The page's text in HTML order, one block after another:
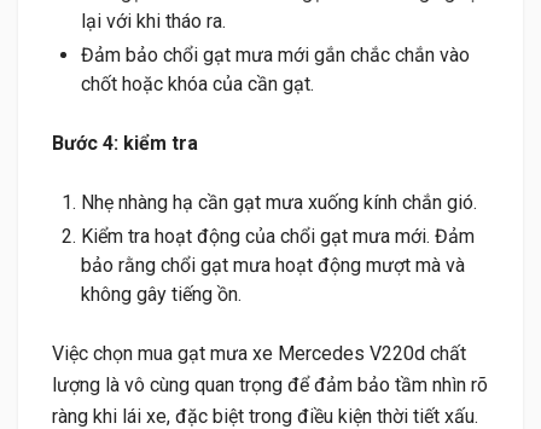
lại với khi tháo ra.
Đảm bảo chổi gạt mưa mới gắn chắc chắn vào
chốt hoặc khóa của cần gạt.
Bước 4: kiểm tra
Nhẹ nhàng hạ cần gạt mưa xuống kính chắn gió.
Kiểm tra hoạt động của chổi gạt mưa mới. Đảm
bảo rằng chổi gạt mưa hoạt động mượt mà và
không gây tiếng ồn.
Việc chọn mua gạt mưa xe Mercedes V220d chất
lượng là vô cùng quan trọng để đảm bảo tầm nhìn rõ
ràng khi lái xe, đặc biệt trong điều kiện thời tiết xấu.